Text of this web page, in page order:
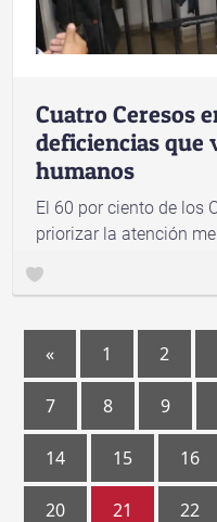
Cuatro Ceresos
deficiencias que
humanos
El 60 por ciento de los
priorizar la atención
« 1 2
7 8 9
14 15 16
20 21 22